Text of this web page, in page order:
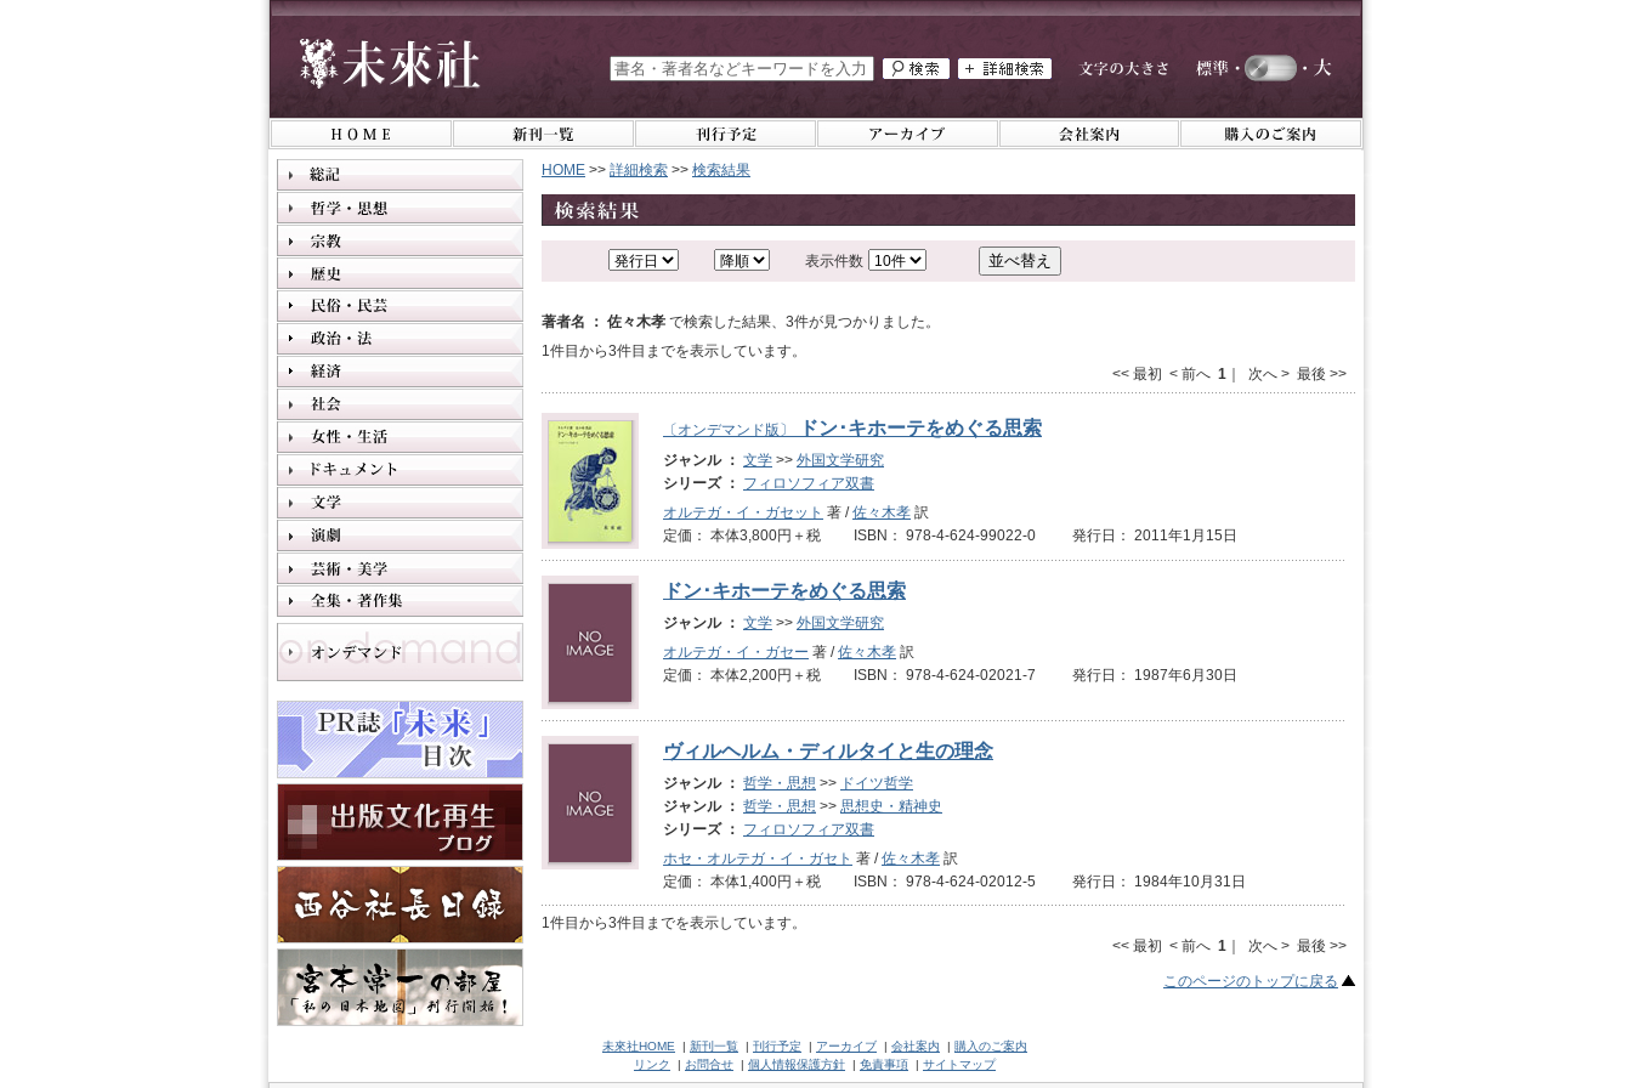
HOME >> 詳細検索 >> 検索結果
表示件数
著者名 ： 佐々木孝 で検索した結果、3件が見つかりました。
1件目から3件目までを表示しています。
<< 最初 < 前へ 1 ｜ 次へ > 最後 >>
〔オンデマンド版〕 ドン･キホーテをめぐる思索
ジャンル ： 文学 >> 外国文学研究
シリーズ ： フィロソフィア双書
オルテガ・イ・ガセット 著 /佐々木孝 訳
定価： 本体3,800円＋税 ISBN： 978-4-624-99022-0 発行日： 2011年1月15日
ドン･キホーテをめぐる思索
ジャンル ： 文学 >> 外国文学研究
オルテガ・イ・ガセー 著 /佐々木孝 訳
定価： 本体2,200円＋税 ISBN： 978-4-624-02021-7 発行日： 1987年6月30日
ヴィルヘルム・ディルタイと生の理念
ジャンル ： 哲学・思想 >> ドイツ哲学
ジャンル ： 哲学・思想 >> 思想史・精神史
シリーズ ： フィロソフィア双書
ホセ・オルテガ・イ・ガセト 著 /佐々木孝 訳
定価： 本体1,400円＋税 ISBN： 978-4-624-02012-5 発行日： 1984年10月31日
1件目から3件目までを表示しています。
<< 最初 < 前へ 1 ｜ 次へ > 最後 >>
このページのトップに戻る
未來社HOME | 新刊一覧 | 刊行予定 | アーカイブ | 会社案内 | 購入のご案内
リンク
| お問合せ | 個人情報保護方針 | 免責事項 | サイトマップ